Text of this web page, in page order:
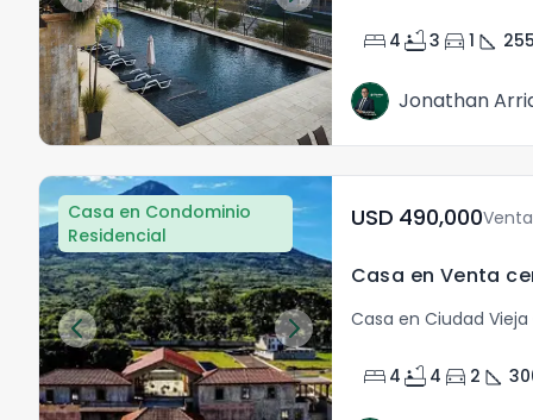
bed 4 bathtub3 directions_car 1 square_foot 255
Jonathan
Casa en Condominio
Residencial
USD	490,000Venta
Casa en Ciudad
bed 4 bathtub 4 directions_car 2 square_foot